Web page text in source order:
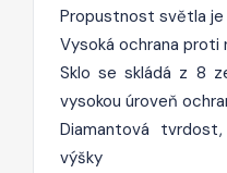
Propustnost světla je
Vysoká ochrana
Sklo se skládá z 8
vysokou úroveň
Diamantová
výšky